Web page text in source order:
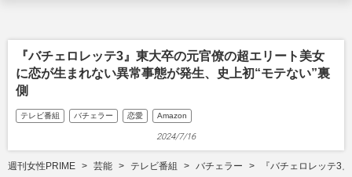
『バチェロレッテ3』東大卒の元官僚の超エリート美女
に恋が生まれない異常事態が発生、史上初“モテない”裏
側
テレビ番組 バチェラー 恋愛 Amazon
2024/7/16
週刊女性PRIME 芸能 テレビ番組 バチェラー 『バチェロレッテ3